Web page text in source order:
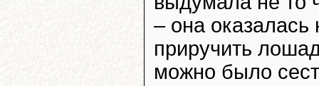
– она
приручить
можно было